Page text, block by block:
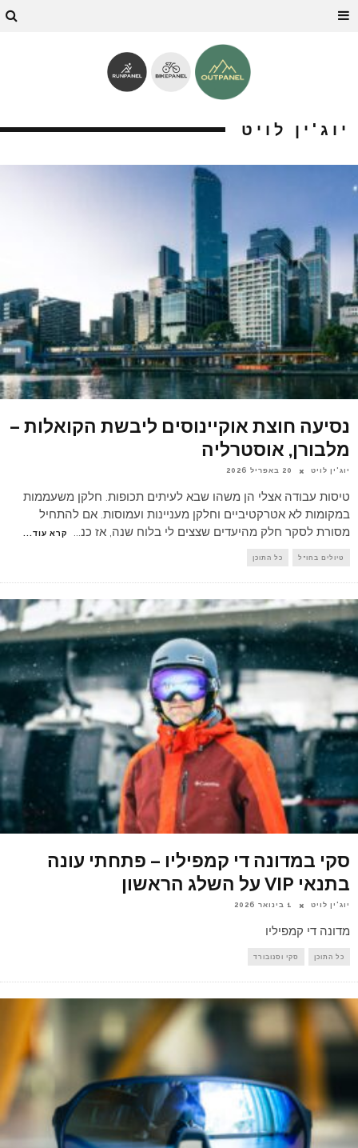
יוג'ין לויט
נסיעה חוצת אוקיינוסים ליבשת הקואלות –
מלבורן, אוסטרליה
יוג'ין לויט 20 באפריל 2026
טיסות עבודה אצלי הן משהו שבא לעיתים תכופות. חלקן משעממות
במקומות לא אטרקטיביים וחלקן מעניינות ועמוסות. אם להתחיל
מסורת לסקר חלק מהיעדים שצצים לי בלוח שנה, אז כנ... קרא עוד...
טיולים בחו"ל כל התוכן
סקי במדונה די קמפיליו – פתחתי עונה
בתנאי VIP על השלג הראשון
יוג'ין לויט 1 בינואר 2026
מדונה די קמפיליו
כל התוכן סקי וסנובורד